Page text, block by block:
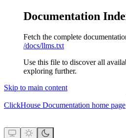
Documentation
Fetch the complete
/docs/llms.txt
Use this file to discover all
exploring further.
Skip to main content
ClickHouse Documentation home page